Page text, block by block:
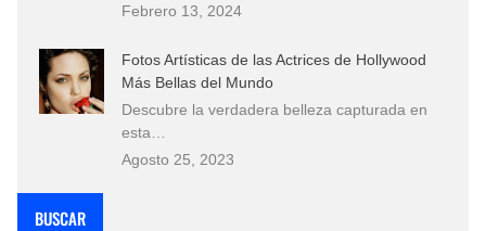
Febrero 13, 2024
Fotos Artísticas de las Actrices de Hollywood
Más Bellas del Mundo
Descubre la verdadera belleza capturada en
esta…
Agosto 25, 2023
BUSCAR